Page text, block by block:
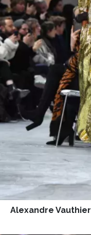
INFORMACE
REDAKCE
Alexandre Vauthier